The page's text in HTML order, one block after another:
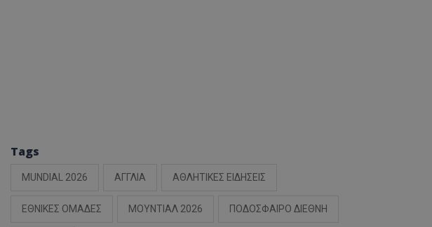
Tags
MUNDIAL 2026 ΑΓΓΛΙΑ ΑΘΛΗΤΙΚΕΣ ΕΙΔΗΣΕΙΣ
ΕΘΝΙΚΕΣ ΟΜΑΔΕΣ ΜΟΥΝΤΙΑΛ 2026 ΠΟΔΟΣΦΑΙΡΟ ΔΙΕΘΝΗ